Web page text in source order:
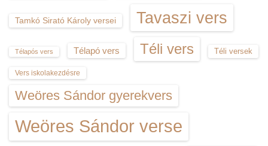
Tamkó Sirató Károly versei Tavaszi vers
Télapós vers Télapó vers Téli vers Téli versek
Vers iskolakezdésre
Weöres Sándor gyerekvers
Weöres Sándor verse